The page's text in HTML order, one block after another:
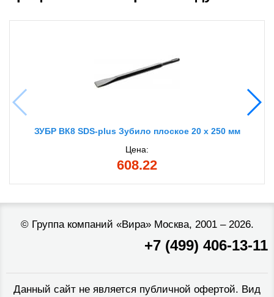
ЗУБР ВК8 SDS-plus Зубило плоское 20 x 250 мм
Цена:
608.22
© Группа компаний «Вира»Москва, 2001 – 2026.
+7 (499) 406-13-11
Данный сайт не является публичной офертой. Вид